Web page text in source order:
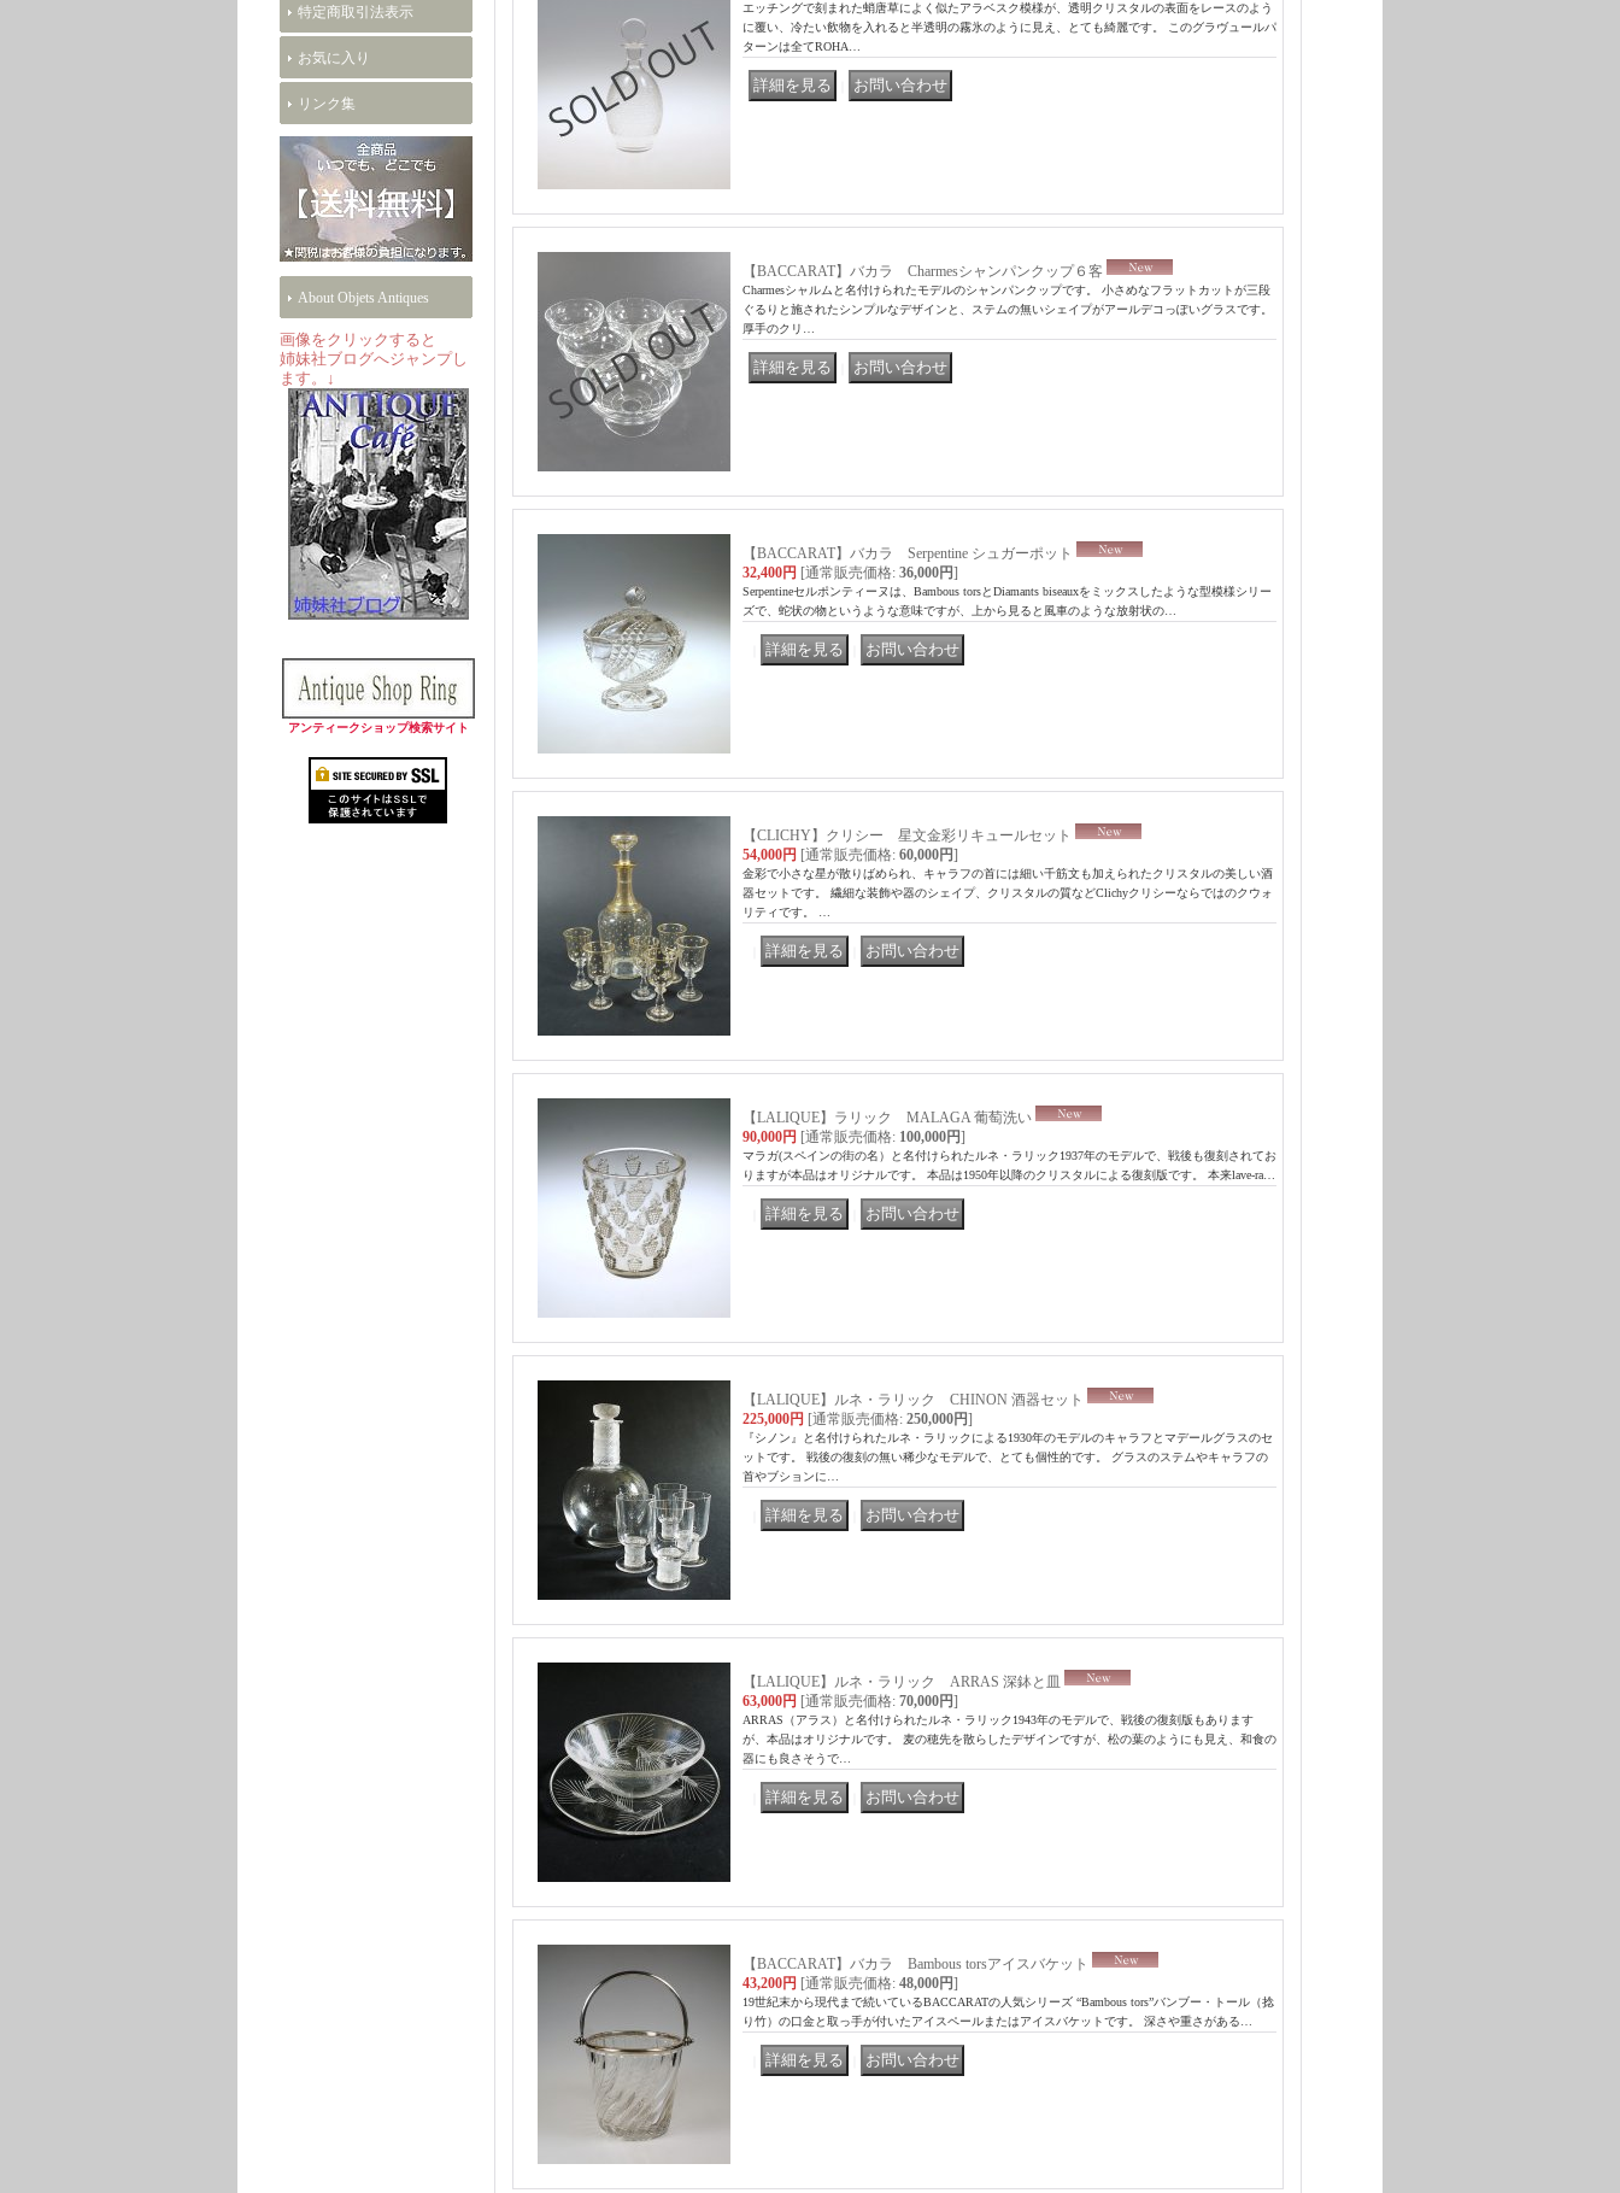
特定商取引法表示
お気に入り
リンク集
About Objets Antiques
画像をクリックすると
姉妹社ブログへジャンプし
ます。↓
アンティークショップ検索サイト
エッチングで刻まれた蛸唐草によく似たアラベスク模様が、透明クリスタルの表面をレースのよう
に覆い、冷たい飲物を入れると半透明の霧氷のように見え、とても綺麗です。 このグラヴュールパ
ターンは全てROHA…
【BACCARAT】バカラ Charmesシャンパンクップ６客
Charmesシャルムと名付けられたモデルのシャンパンクップです。 小さめなフラットカットが三段
ぐるりと施されたシンプルなデザインと、ステムの無いシェイプがアールデコっぽいグラスです。
厚手のクリ…
【BACCARAT】バカラ Serpentine シュガーポット
32,400円 [通常販売価格: 36,000円]
Serpentineセルポンティーヌは、Bambous torsとDiamants biseauxをミックスしたような型模様シリー
ズで、蛇状の物というような意味ですが、上から見ると風車のような放射状の…
【CLICHY】クリシー 星文金彩リキュールセット
54,000円 [通常販売価格: 60,000円]
金彩で小さな星が散りばめられ、キャラフの首には細い千筋文も加えられたクリスタルの美しい酒
器セットです。 繊細な装飾や器のシェイプ、クリスタルの質などClichyクリシーならではのクウォ
リティです。 …
【LALIQUE】ラリック MALAGA 葡萄洗い
90,000円 [通常販売価格: 100,000円]
マラガ(スペインの街の名）と名付けられたルネ・ラリック1937年のモデルで、戦後も復刻されてお
りますが本品はオリジナルです。 本品は1950年以降のクリスタルによる復刻版です。 本来lave-ra…
【LALIQUE】ルネ・ラリック CHINON 酒器セット
225,000円 [通常販売価格: 250,000円]
『シノン』と名付けられたルネ・ラリックによる1930年のモデルのキャラフとマデールグラスのセ
ットです。 戦後の復刻の無い稀少なモデルで、とても個性的です。 グラスのステムやキャラフの
首やブションに…
【LALIQUE】ルネ・ラリック ARRAS 深鉢と皿
63,000円 [通常販売価格: 70,000円]
ARRAS（アラス）と名付けられたルネ・ラリック1943年のモデルで、戦後の復刻版もあります
が、本品はオリジナルです。 麦の穂先を散らしたデザインですが、松の葉のようにも見え、和食の
器にも良さそうで…
【BACCARAT】バカラ Bambous torsアイスバケット
43,200円 [通常販売価格: 48,000円]
19世紀末から現代まで続いているBACCARATの人気シリーズ “Bambous tors”バンブー・トール（捻
り竹）の口金と取っ手が付いたアイスペールまたはアイスバケットです。 深さや重さがある…